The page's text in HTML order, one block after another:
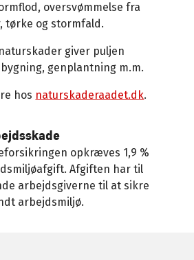
oversvømmelse fra
tørke og stormfald.
giver puljen
genplantning m.m.
hos naturskaderaadet.dk.
opkræves 1,9 %
Afgiften har til
arbejdsgiverne til at sikre
arbejdsmiljø.